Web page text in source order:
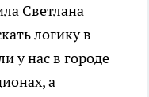
Светлана
логику в
у нас в городе
а